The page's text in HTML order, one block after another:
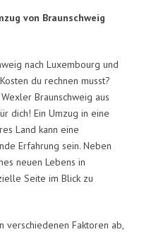
von Braunschweig
nach Luxembourg und
du rechnen musst?
Braunschweig aus
dich! Ein Umzug in eine
Land kann eine
Erfahrung sein. Neben
neuen Lebens in
Seite im Blick zu
verschiedenen Faktoren ab,